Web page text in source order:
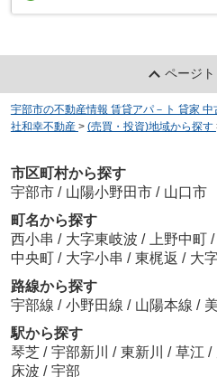
ページ
宇部市の不動産情報 賃貸アパ－ト 貸家
社和幸不動産 > (売買・投資)地域から探す
市区町村から探す
宇部市 / 山陽小野田市 / 山口市
町名から探す
西小串 / 大字東岐波 / 上野中町 /
中央町 / 大字小串 / 東梶返 / 大
路線から探す
宇部線 / 小野田線 / 山陽本線 /
駅から探す
琴芝 / 宇部新川 / 東新川 / 草江 /
床波 / 宇部